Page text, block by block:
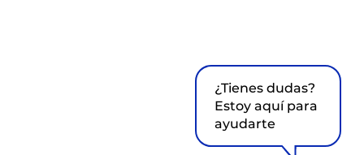
¿Tienes dudas?
Estoy aquí para
ayudarte